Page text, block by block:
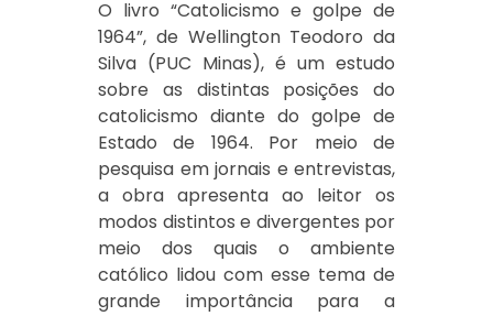
O livro “Catolicismo e golpe de
1964”, de Wellington Teodoro da
Silva (PUC Minas), é um estudo
sobre as distintas posições do
catolicismo diante do golpe de
Estado de 1964. Por meio de
pesquisa em jornais e entrevistas,
a obra apresenta ao leitor os
modos distintos e divergentes por
meio dos quais o ambiente
católico lidou com esse tema de
grande importância para a